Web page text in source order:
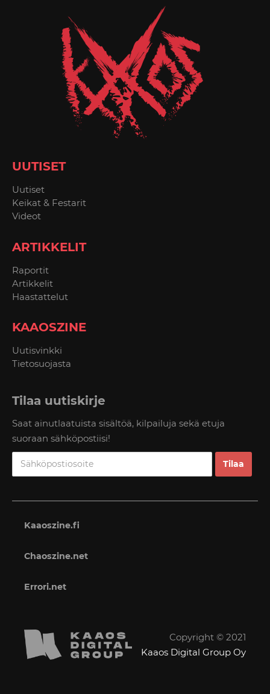
UUTISET
Uutiset
Keikat & Festarit
Videot
ARTIKKELIT
Raportit
Artikkelit
Haastattelut
KAAOSZINE
Uutisvinkki
Tietosuojasta
Tilaa uutiskirje
Saat ainutlaatuista sisältöä, kilpailuja sekä etuja
suoraan sähköpostiisi!
Kaaoszine.fi
Chaoszine.net
Errori.net
Copyright © 2021
Kaaos Digital Group Oy